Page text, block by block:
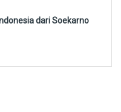
dari Soekarno